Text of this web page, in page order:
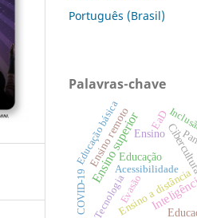
Português (Brasil)
Palavras-chave
Ensino superiorEducação
Ensino
EaD
Ensino a distância
Ensino remoto
Educação básica
Acessibilidade
COVID-19 Evasão
Tecnologia